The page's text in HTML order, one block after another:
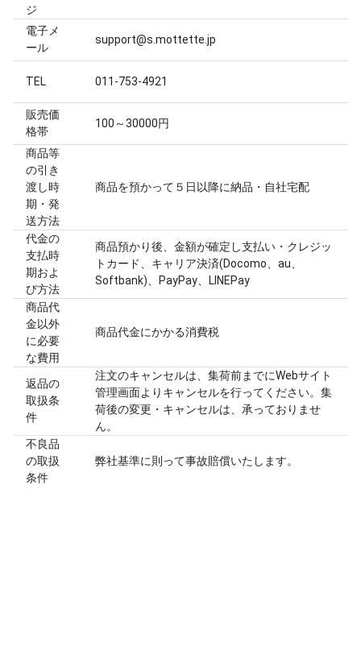
ジ
電子メ
ール
support@s.mottette.jp
TEL 011-753-4921
販売価
格帯
100～30000円
商品等
の引き
渡し時
期・発
送方法
商品を預かって５日以降に納品・自社宅配
代金の
支払時
期およ
び方法
商品預かり後、金額が確定し支払い・クレジッ
トカード、キャリア決済(Docomo、au、
Softbank)、PayPay、LINEPay
商品代
金以外
に必要
な費用
商品代金にかかる消費税
返品の
取扱条
件
注文のキャンセルは、集荷前までにWebサイト
管理画面よりキャンセルを行ってください。集
荷後の変更・キャンセルは、承っておりませ
ん。
不良品
の取扱
条件
弊社基準に則って事故賠償いたします。